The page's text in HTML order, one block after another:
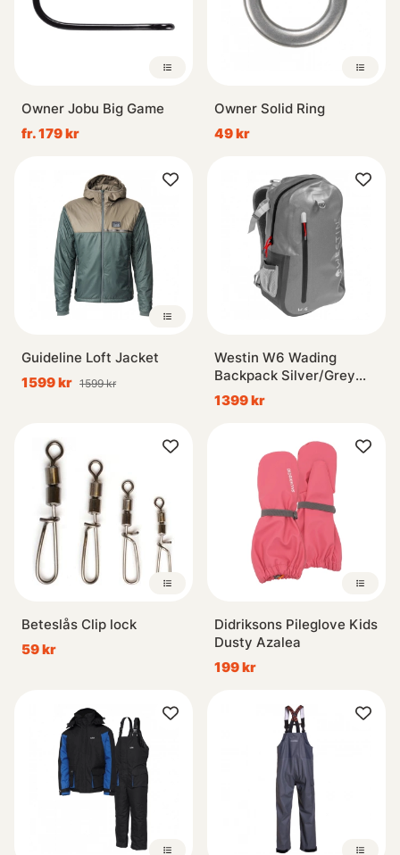
Owner Jobu Big Game
fr. 179 kr
Owner Solid Ring
49 kr
Guideline Loft Jacket
1599 kr 1599 kr
Westin W6 Wading
Backpack Silver/Grey
25L
1399 kr
Beteslås Clip lock
59 kr
Didriksons Pileglove Kids
Dusty Azalea
199 kr